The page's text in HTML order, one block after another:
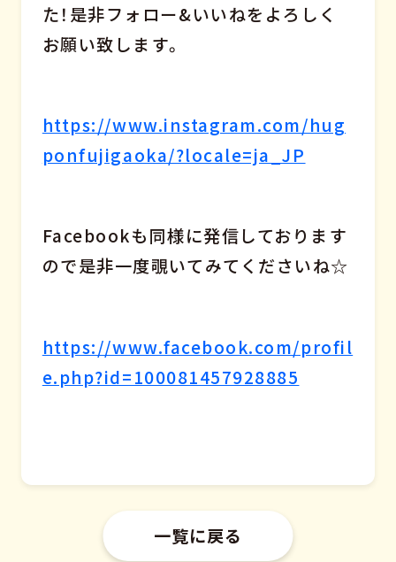
た！是非フォロー&いいねをよろしく
お願い致します。
https://www.instagram.com/hug
ponfujigaoka/?locale=ja_JP
Facebookも同様に発信しております
ので是非一度覗いてみてくださいね☆
https://www.facebook.com/profil
e.php?id=100081457928885
一覧に戻る